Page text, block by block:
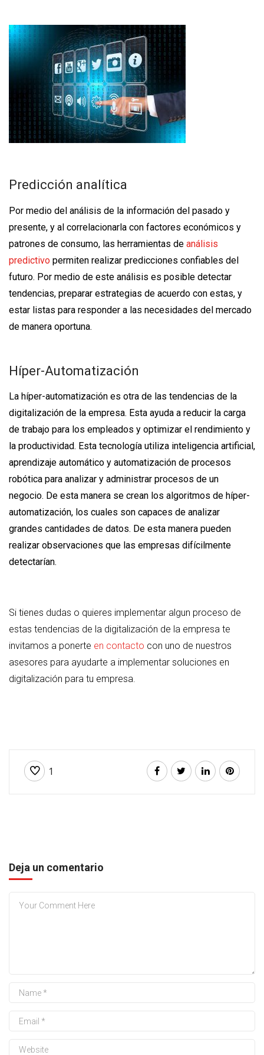
Predicción analítica
Por medio del análisis de la información del pasado y
presente, y al correlacionarla con factores económicos y
patrones de consumo, las herramientas de análisis
predictivo permiten realizar predicciones confiables del
futuro. Por medio de este análisis es posible detectar
tendencias, preparar estrategias de acuerdo con estas, y
estar listas para responder a las necesidades del mercado
de manera oportuna.
Híper-Automatización
La híper-automatización es otra de las tendencias de la
digitalización de la empresa. Esta ayuda a reducir la carga
de trabajo para los empleados y optimizar el rendimiento y
la productividad. Esta tecnología utiliza inteligencia artificial,
aprendizaje automático y automatización de procesos
robótica para analizar y administrar procesos de un
negocio. De esta manera se crean los algoritmos de híper-
automatización, los cuales son capaces de analizar
grandes cantidades de datos. De esta manera pueden
realizar observaciones que las empresas difícilmente
detectarían.
Si tienes dudas o quieres implementar algun proceso de
estas tendencias de la digitalización de la empresa te
invitamos a ponerte en contacto con uno de nuestros
asesores para ayudarte a implementar soluciones en
digitalización para tu empresa.
1
Deja un comentario